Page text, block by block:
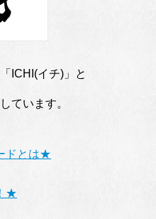
ICHI(イチ)」と
ています。
ドとは★
★